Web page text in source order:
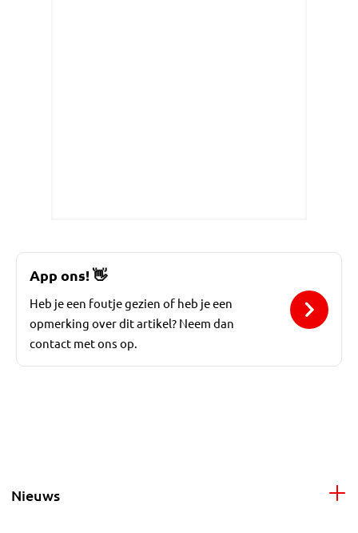
App ons!👋
Heb je een foutje gezien of heb je een
opmerking over dit artikel? Neem dan
contact met ons op.
Nieuws